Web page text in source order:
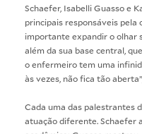
Schaefer, Isabelli Guasso e
principais responsáveis pela
importante expandir o olhar
além da sua base central,
o enfermeiro tem uma
às vezes, não fica tão
Cada uma das palestrantes
atuação diferente. Schaefer